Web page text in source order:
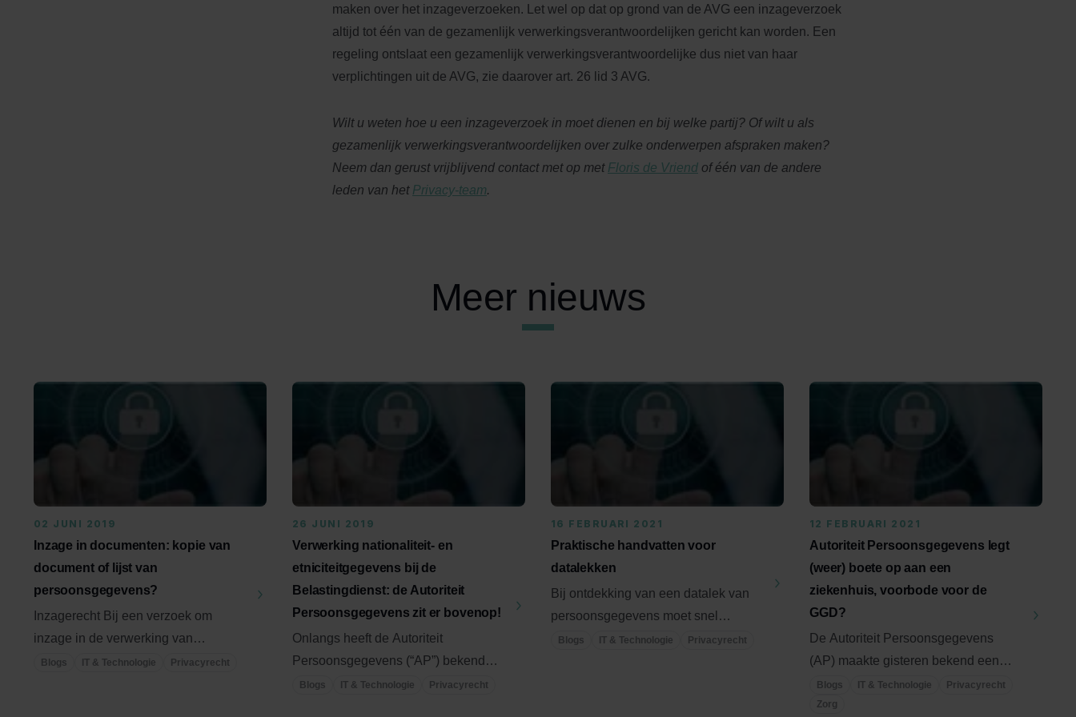
maken over het inzageverzoeken. Let wel op dat op grond van de AVG een inzageverzoek
altijd tot één van de gezamenlijk verwerkingsverantwoordelijken gericht kan worden. Een
regeling ontslaat een gezamenlijk verwerkingsverantwoordelijke dus niet van haar
verplichtingen uit de AVG, zie daarover art. 26 lid 3 AVG.
Wilt u weten hoe u een inzageverzoek in moet dienen en bij welke partij? Of wilt u als
gezamenlijk verwerkingsverantwoordelijken over zulke onderwerpen afspraken maken?
Neem dan gerust vrijblijvend contact met op met Floris de Vriend of één van de andere
leden van het Privacy-team.
Meer nieuws
02 JUNI 2019
Inzage in documenten: kopie van
document of lijst van
persoonsgegevens?
Inzagerecht Bij een verzoek om
inzage in de verwerking van
persoonsgegevens wordt vaak
Blogs IT & Technologie Privacyrecht
26 JUNI 2019
Verwerking nationaliteit- en
etniciteitgegevens bij de
Belastingdienst: de Autoriteit
Persoonsgegevens zit er bovenop!
Onlangs heeft de Autoriteit
Persoonsgegevens (“AP”) bekend
gemaakt dat zij onderzoek doet naar
Blogs IT & Technologie Privacyrecht
16 FEBRUARI 2021
Praktische handvatten voor
datalekken
Bij ontdekking van een datalek van
persoonsgegevens moet snel
worden gehandeld. Als er een ...
Blogs IT & Technologie Privacyrecht
12 FEBRUARI 2021
Autoriteit Persoonsgegevens legt
(weer) boete op aan een
ziekenhuis, voorbode voor de
GGD?
De Autoriteit Persoonsgegevens
(AP) maakte gisteren bekend een
boete van EUR 440.000 te hebben ...
Blogs IT & Technologie
Privacyrecht
Zorg